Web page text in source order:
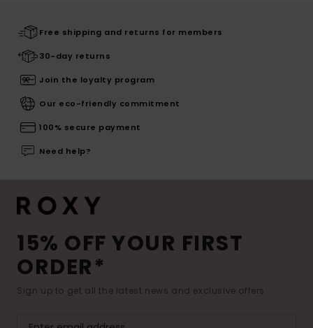
Free shipping and returns for members
30-day returns
Join the loyalty program
Our eco-friendly commitment
100% secure payment
Need help?
15% OFF YOUR FIRST
ORDER*
Sign up to get all the latest news and exclusive offers.